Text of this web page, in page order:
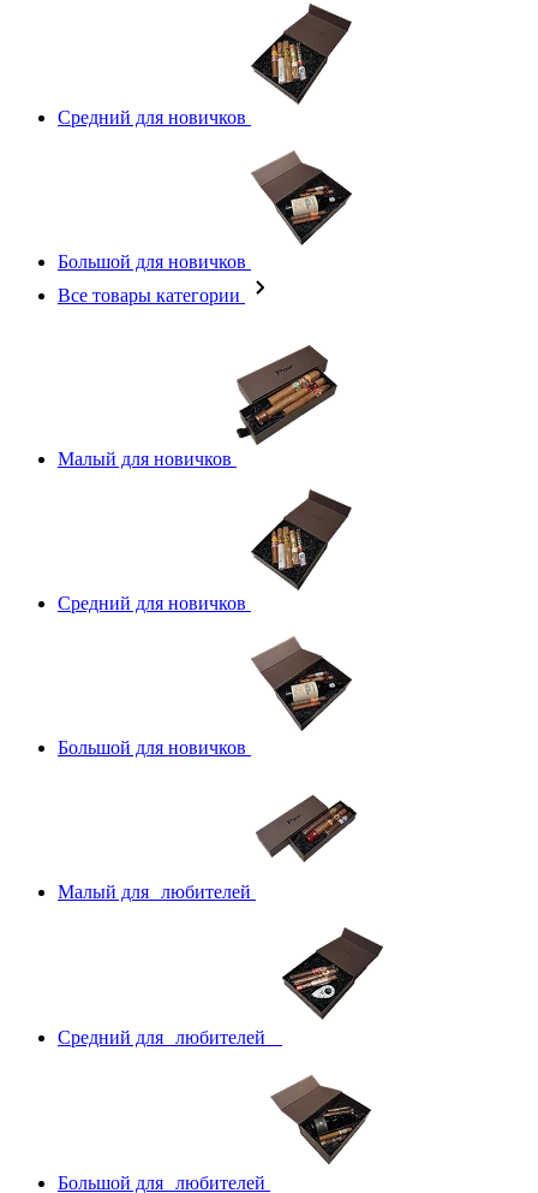
Средний для новичков
Большой для новичков
Все товары категории
Малый для новичков
Средний для новичков
Большой для новичков
Малый для любителей
Средний для любителей
Большой для любителей